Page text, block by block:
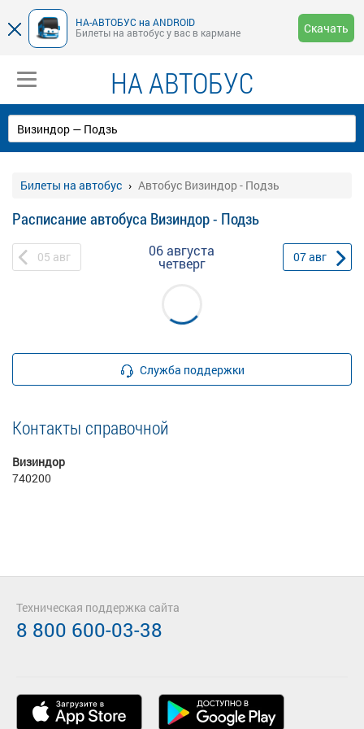
НА-АВТОБУС на ANDROID
Билеты на автобус у вас в кармане
Скачать
НА АВТОБУС
Билеты на автобус Автобус Визиндор - Подзь
Расписание автобуса Визиндор - Подзь
05 авг 06 августа
четверг 07авг
Служба поддержки
Контакты справочной
Визиндор
740200
Техническая поддержка сайта
8 800 600-03-38